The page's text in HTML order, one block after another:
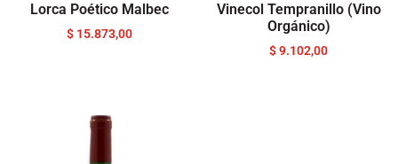
Lorca Poético Malbec
$ 15.873,00
Vinecol Tempranillo (Vino
Orgánico)
$9.102,00